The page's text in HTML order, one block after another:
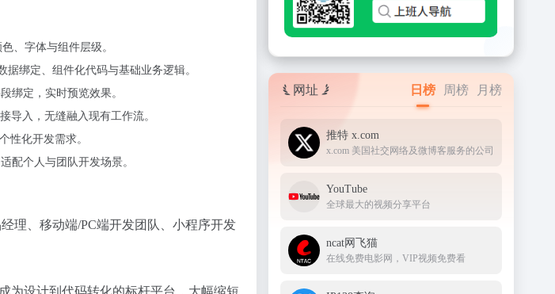
、字体与组件层级。
绑定、组件化代码与基础业务逻辑。
绑定，实时预览效果。
导入，无缝融入现有工作流。
性化开发需求。
配个人与团队开发场景。
理、移动端/PC端开发团队、小程序开发
为设计到代码转化的标杆平台，大幅缩短
网址 日榜 周榜 月榜
推特 x.com
x.com 美国社交网络及微博客服务的公司
YouTube
全球最大的视频分享平台
ncat网飞猫
在线免费电影网，VIP视频免费看